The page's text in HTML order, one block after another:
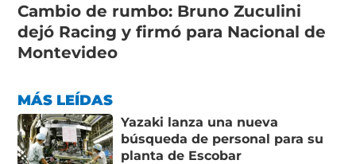
Cambio de rumbo: Bruno Zuculini
dejó Racing y firmó para Nacional de
Montevideo
MÁS LEÍDAS
Yazaki lanza una nueva
búsqueda de personal para su
planta de Escobar